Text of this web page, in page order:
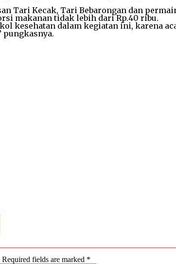
Tari Kecak, Tari Bebarongan dan
makanan tidak lebih dari Rp.40 ribu.
kesehatan dalam kegiatan ini, karena
pungkasnya.
Required fields are marked *